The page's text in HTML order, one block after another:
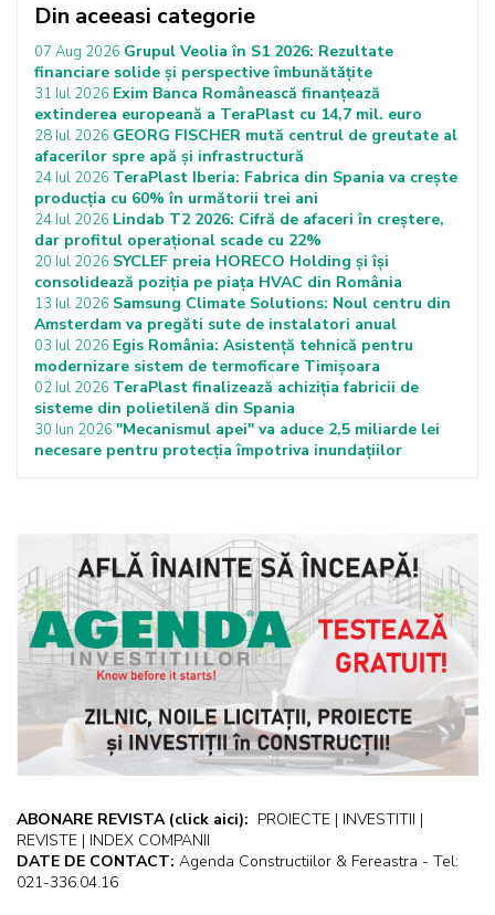
Din aceeasi categorie
07 Aug 2026 Grupul Veolia în S1 2026: Rezultate
financiare solide și perspective îmbunătățite
31 Iul 2026 Exim Banca Românească finanțează
extinderea europeană a TeraPlast cu 14,7 mil. euro
28 Iul 2026 GEORG FISCHER mută centrul de greutate al
afacerilor spre apă și infrastructură
24 Iul 2026 TeraPlast Iberia: Fabrica din Spania va crește
producția cu 60% în următorii trei ani
24 Iul 2026 Lindab T2 2026: Cifră de afaceri în creștere,
dar profitul operațional scade cu 22%
20 Iul 2026 SYCLEF preia HORECO Holding și își
consolidează poziția pe piața HVAC din România
13 Iul 2026 Samsung Climate Solutions: Noul centru din
Amsterdam va pregăti sute de instalatori anual
03 Iul 2026 Egis România: Asistență tehnică pentru
modernizare sistem de termoficare Timișoara
02 Iul 2026 TeraPlast finalizează achiziția fabricii de
sisteme din polietilenă din Spania
30 Iun 2026 "Mecanismul apei" va aduce 2,5 miliarde lei
necesare pentru protecţia împotriva inundaţiilor
ABONARE REVISTA (click aici): PROIECTE | INVESTITII |
REVISTE | INDEX COMPANII
DATE DE CONTACT: Agenda Constructiilor & Fereastra - Tel:
021-336.04.16